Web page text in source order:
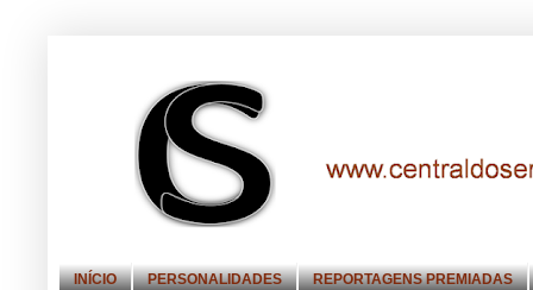
INÍCIO PERSONALIDADES REPORTAGENS PREMIADAS